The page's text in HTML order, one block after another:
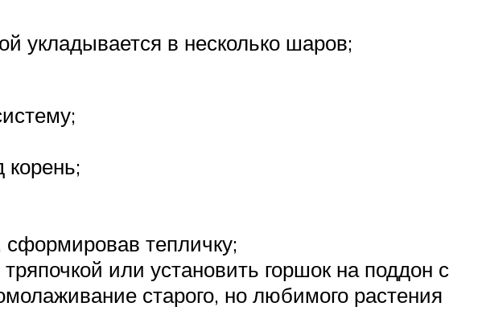
укладывается в несколько шаров;
тепличку;
или установить горшок на поддон с
старого, но любимого растения